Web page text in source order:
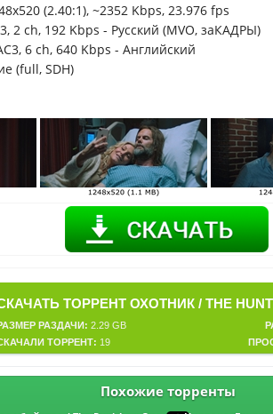
(2.40:1), ~2352 Kbps, 23.976 fps
2 ch, 192 Kbps - Русский (MVO, заКАДРЫ)
6 ch, 640 Kbps - Английский
(full, SDH)
РАЗДАЧИ: 2.29 GB
ТОРРЕНТ: 19
Похожие торренты